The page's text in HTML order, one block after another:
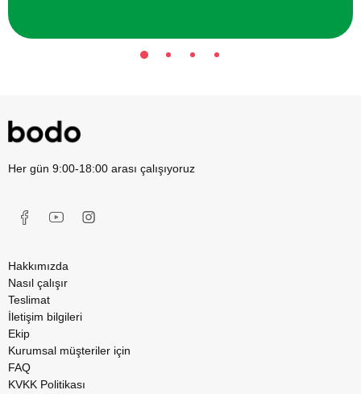
Her gün 9:00-18:00 arası çalışıyoruz
Hakkımızda
Nasıl çalışır
Teslimat
İletişim bilgileri
Ekip
Kurumsal müşteriler için
FAQ
KVKK Politikası